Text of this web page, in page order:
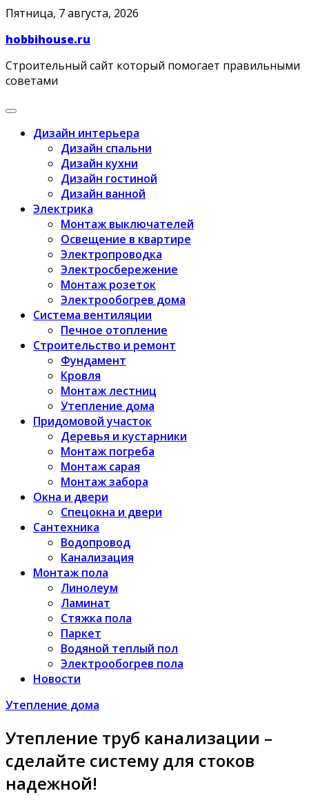
Skip
content
Пятница, 7 августа, 2026
hobbihouse.ru
Строительный сайт который помогает правильными
советами
Дизайн интерьера
Дизайн спальни
Дизайн кухни
Дизайн гостиной
Дизайн ванной
Электрика
Монтаж выключателей
Освещение в квартире
Электропроводка
Электросбережение
Монтаж розеток
Электрообогрев дома
Система вентиляции
Печное отопление
Строительство и ремонт
Фундамент
Кровля
Монтаж лестниц
Утепление дома
Придомовой участок
Деревья и кустарники
Монтаж погреба
Монтаж сарая
Монтаж забора
Окна и двери
Спецокна и двери
Сантехника
Водопровод
Канализация
Монтаж пола
Линолеум
Ламинат
Стяжка пола
Паркет
Водяной теплый пол
Электрообогрев пола
Новости
Утепление дома
Утепление труб канализации –
сделайте систему для стоков
надежной!